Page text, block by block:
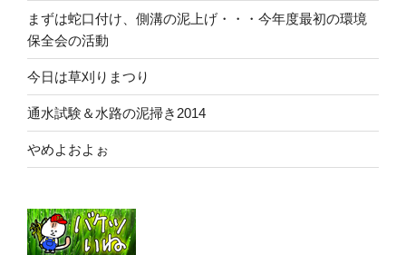
まずは蛇口付け、側溝の泥上げ・・・今年度最初の環境
保全会の活動
今日は草刈りまつり
通水試験＆水路の泥掃き2014
やめよおよぉ